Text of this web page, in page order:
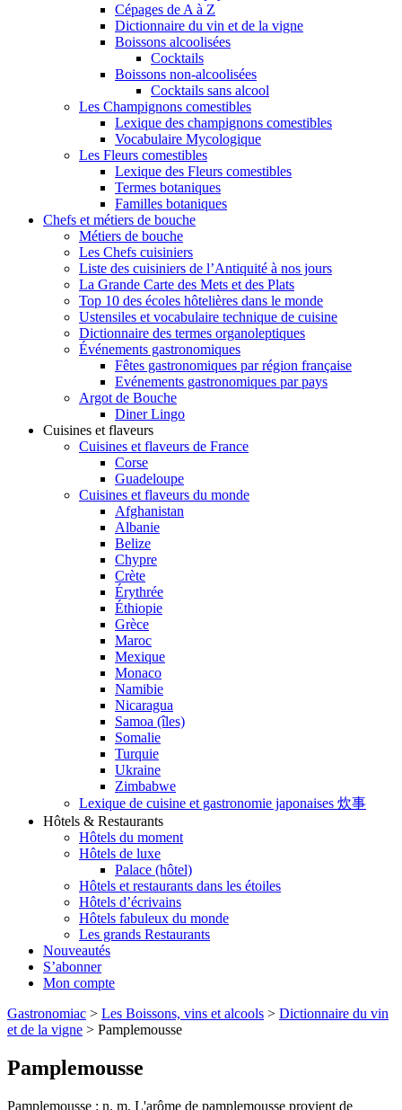
Cépages de A à Z
Dictionnaire du vin et de la vigne
Boissons alcoolisées
Cocktails
Boissons non-alcoolisées
Cocktails sans alcool
Les Champignons comestibles
Lexique des champignons comestibles
Vocabulaire Mycologique
Les Fleurs comestibles
Lexique des Fleurs comestibles
Termes botaniques
Familles botaniques
Chefs et métiers de bouche
Métiers de bouche
Les Chefs cuisiniers
Liste des cuisiniers de l’Antiquité à nos jours
La Grande Carte des Mets et des Plats
Top 10 des écoles hôtelières dans le monde
Ustensiles et vocabulaire technique de cuisine
Dictionnaire des termes organoleptiques
Événements gastronomiques
Fêtes gastronomiques par région française
Evénements gastronomiques par pays
Argot de Bouche
Diner Lingo
Cuisines et flaveurs
Cuisines et flaveurs de France
Corse
Guadeloupe
Cuisines et flaveurs du monde
Afghanistan
Albanie
Belize
Chypre
Crète
Érythrée
Éthiopie
Grèce
Maroc
Mexique
Monaco
Namibie
Nicaragua
Samoa (îles)
Somalie
Turquie
Ukraine
Zimbabwe
Lexique de cuisine et gastronomie japonaises 炊事
Hôtels & Restaurants
Hôtels du moment
Hôtels de luxe
Palace (hôtel)
Hôtels et restaurants dans les étoiles
Hôtels d’écrivains
Hôtels fabuleux du monde
Les grands Restaurants
Nouveautés
S’abonner
Mon compte
Gastronomiac > Les Boissons, vins et alcools > Dictionnaire du vin
et de la vigne > Pamplemousse
Pamplemousse
Pamplemousse : n. m. L'arôme de pamplemousse provient de